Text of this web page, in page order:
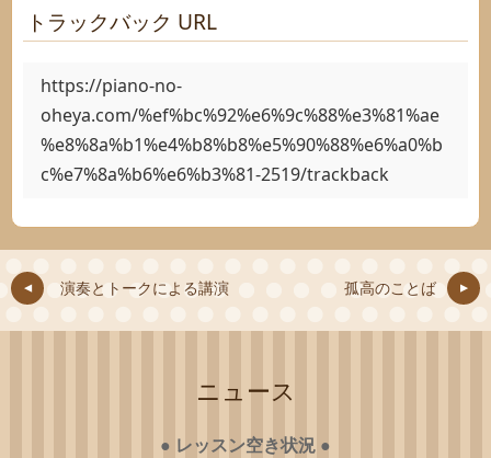
トラックバック URL
https://piano-no-
oheya.com/%ef%bc%92%e6%9c%88%e3%81%ae
%e8%8a%b1%e4%b8%b8%e5%90%88%e6%a0%b
c%e7%8a%b6%e6%b3%81-2519/trackback
演奏とトークによる講演 孤高のことば
ニュース
● レッスン空き状況 ●